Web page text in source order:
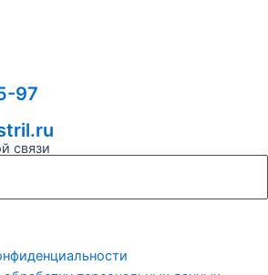
97
связи